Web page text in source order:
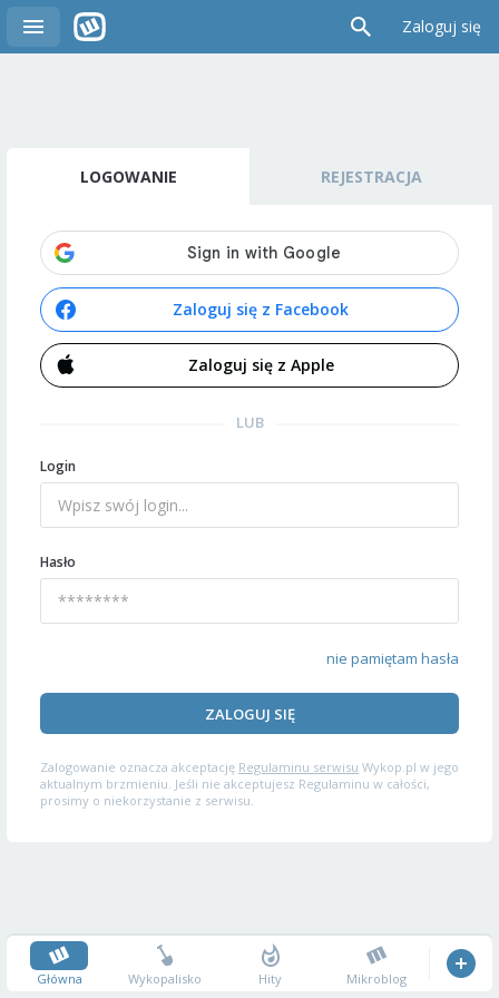
Zaloguj się
LOGOWANIE REJESTRACJA
Zaloguj się z Facebook
Zaloguj się z Apple
LUB
Login
Hasło
nie pamiętam hasła
ZALOGUJ SIĘ
Zalogowanie oznacza akceptację Regulaminu serwisu Wykop.pl w jego
aktualnym brzmieniu. Jeśli nie akceptujesz Regulaminu w całości,
prosimy o niekorzystanie z serwisu.
Główna Wykopalisko Hity Mikroblog